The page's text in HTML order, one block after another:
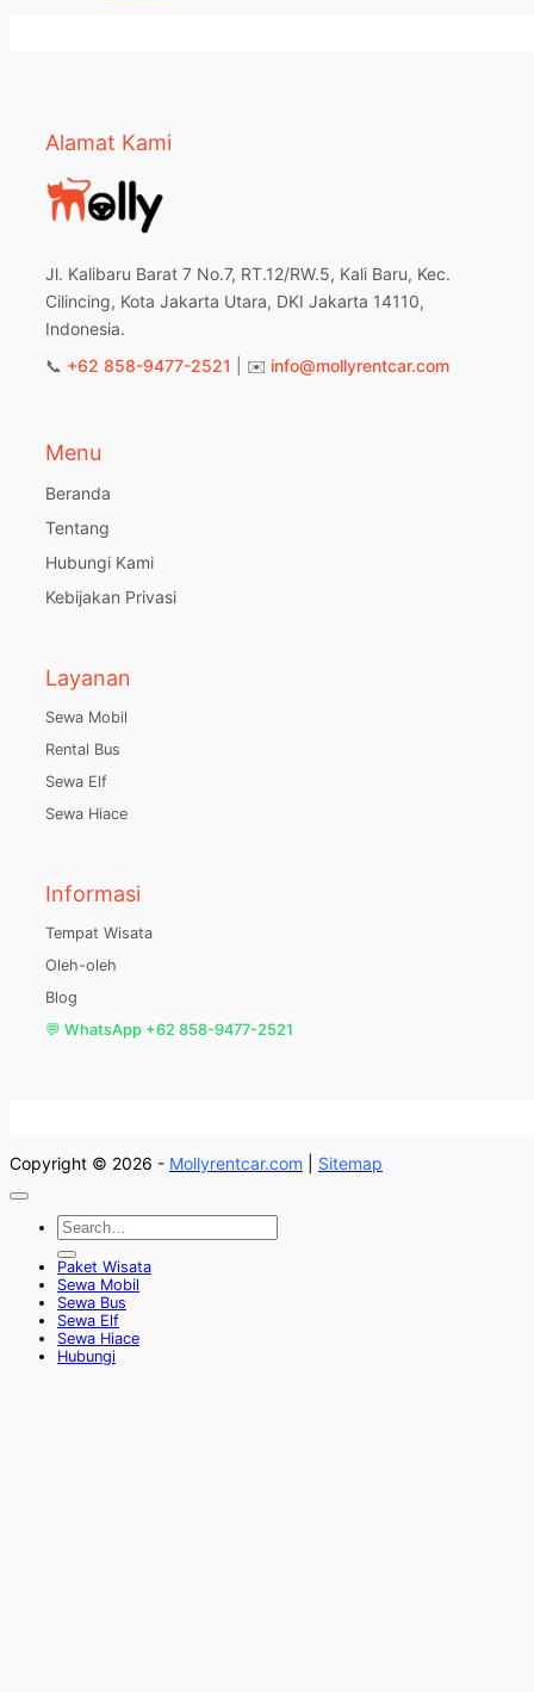
Alamat Kami
Jl. Kalibaru Barat 7 No.7, RT.12/RW.5, Kali Baru, Kec.
Cilincing, Kota Jakarta Utara, DKI Jakarta 14110,
Indonesia.
📞 +62 858-9477-2521 | ✉️ info@mollyrentcar.com
Menu
Beranda
Tentang
Hubungi Kami
Kebijakan Privasi
Layanan
Sewa Mobil
Rental Bus
Sewa Elf
Sewa Hiace
Informasi
Tempat Wisata
Oleh-oleh
Blog
💬 WhatsApp +62 858-9477-2521
Copyright © 2026 - Mollyrentcar.com Sitemap
Paket Wisata
Sewa Mobil
Sewa Bus
Sewa Elf
Sewa Hiace
Hubungi